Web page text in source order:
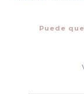
Puede